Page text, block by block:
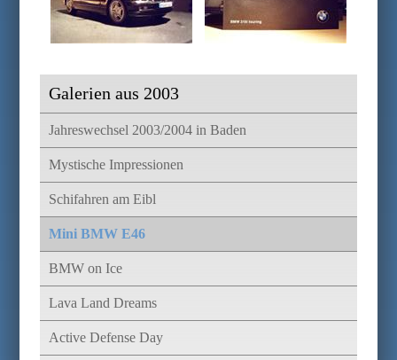
Galerien aus 2003
Jahreswechsel 2003/2004 in Baden
Mystische Impressionen
Schifahren am Eibl
Mini BMW E46
BMW on Ice
Lava Land Dreams
Active Defense Day